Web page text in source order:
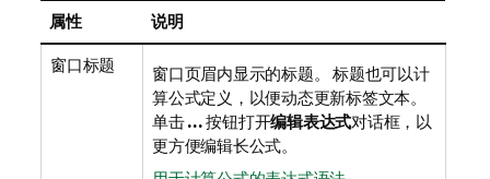
属性 说明
窗口标题
窗口页眉内显示的标题。 标题也可以计
算公式定义，以便动态更新标签文本。
单击...按钮打开编辑表达式对话框，以
更方便编辑长公式。